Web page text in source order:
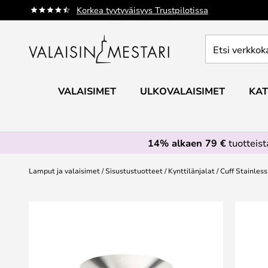
Korkea tyytyväisyys Trustpilotissa
Skip
to
verkkokaupan
VALAISIMET ULKOVALAISIMET
14% alkaen 79 €
Lamput ja valaisimet Sisustustuotteet Kynttilänjalat Cuff